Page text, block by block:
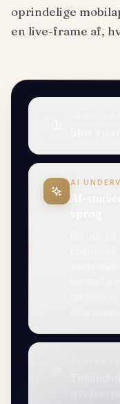
oprindelige
en live-frame af,
AI
AI-